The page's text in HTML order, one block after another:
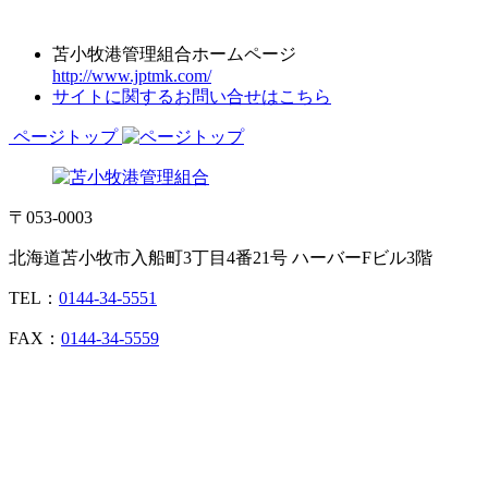
苫小牧港管理組合ホームページ
http://www.jptmk.com/
サイトに関するお問い合せはこちら
ページトップ
〒053-0003
北海道苫小牧市入船町3丁目4番21号 ハーバーFビル3階
TEL： 0144-34-5551
FAX： 0144-34-5559